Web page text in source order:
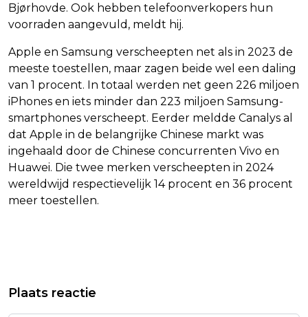
Bjørhovde. Ook hebben telefoonverkopers hun
voorraden aangevuld, meldt hij.
Apple en Samsung verscheepten net als in 2023 de
meeste toestellen, maar zagen beide wel een daling
van 1 procent. In totaal werden net geen 226 miljoen
iPhones en iets minder dan 223 miljoen Samsung-
smartphones verscheept. Eerder meldde Canalys al
dat Apple in de belangrijke Chinese markt was
ingehaald door de Chinese concurrenten Vivo en
Huawei. Die twee merken verscheepten in 2024
wereldwijd respectievelijk 14 procent en 36 procent
meer toestellen.
VAN 'WEERSPANNIG' USAID
ROB DE NIJS 'HEEFT HET GOED',
Plaats reactie